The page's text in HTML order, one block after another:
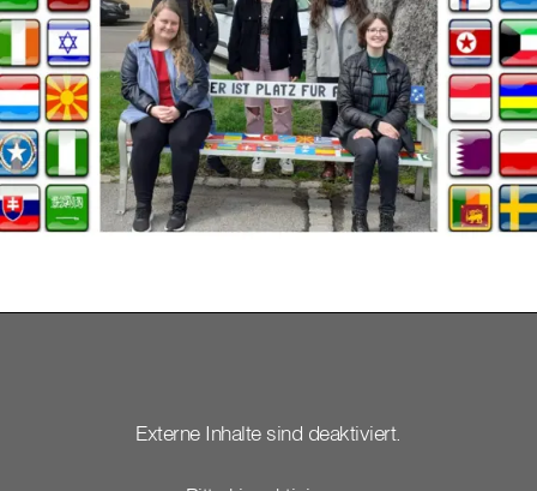
Externe Inhalte sind deaktiviert.